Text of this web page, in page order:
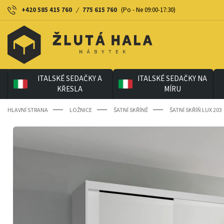
+420 585 415 760 / 775 615 760 (Po - Ne 09:00-17:30)
ITALSKÉ SEDAČKY A
KŘESLA
ITALSKÉ SEDAČKY NA
MÍRU
HLAVNÍ STRANA LOŽNICE ŠATNÍ SKŘÍNĚ ŠATNÍ SKŘÍŇ LUX 203